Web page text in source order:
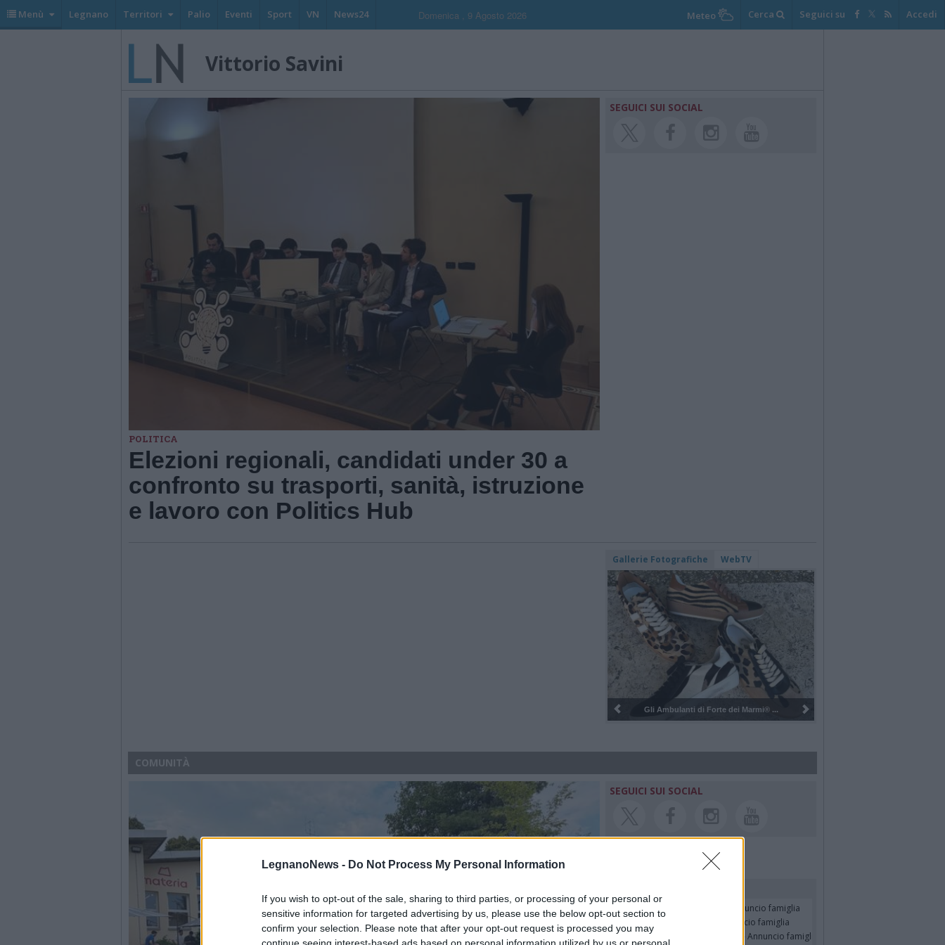
LegnanoNews - Do Not Process My Personal Information
If you wish to opt-out of the sale, sharing to third parties, or processing of your personal or
sensitive information for targeted advertising by us, please use the below opt-out section to
confirm your selection. Please note that after your opt-out request is processed you may
Menù Legnano Territori Palio Eventi Sport VN News24 Domenica , 9 Agosto 2026 Meteo Cerca Seguici su Accedi
Vittorio Savini
POLITICA
Elezioni regionali, candidati under 30 a
confronto su trasporti, sanità, istruzione
e lavoro con Politics Hub
SEGUICI SUI SOCIAL
Gallerie Fotografiche WebTV
Gli Ambulanti di Forte dei Marmi® ... Pulizia del bosco del Rugareto a ...
COMUNITÀ
SEGUICI SUI SOCIAL
Raffaella Russo in Muner
- Annuncio famiglia
Romano Giudici (Roby)
- Annuncio famiglia
LUISELLA BRESCIANI in CADEO
- Annuncio famiglia